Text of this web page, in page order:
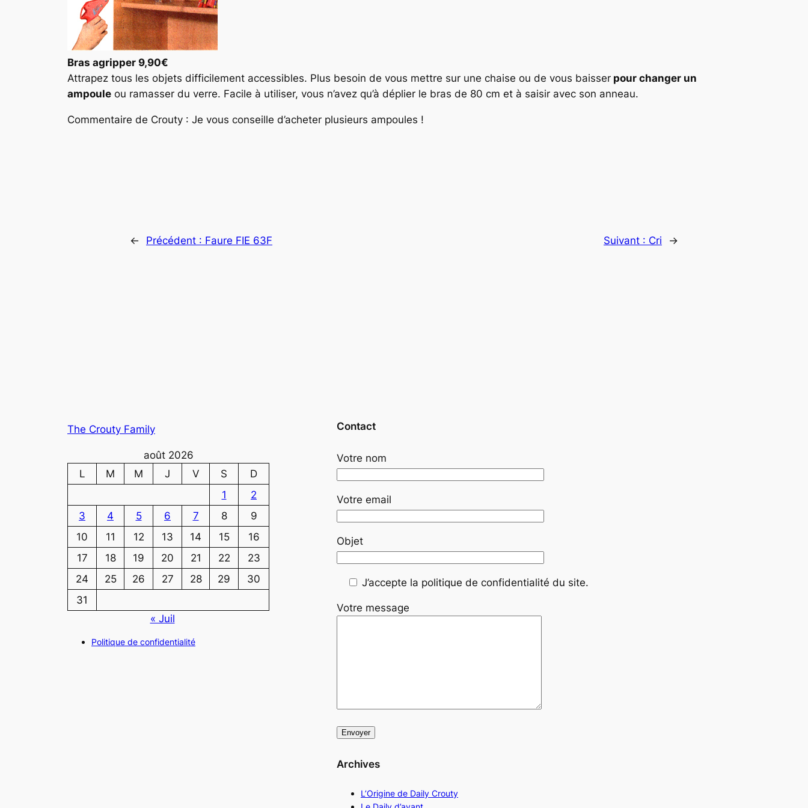
Bras agripper 9,90€
Attrapez tous les objets difficilement accessibles. Plus besoin de vous mettre sur une chaise ou de vous baisser pour changer un
ampoule ou ramasser du verre. Facile à utiliser, vous n’avez qu’à déplier le bras de 80 cm et à saisir avec son anneau.
Commentaire de Crouty : Je vous conseille d’acheter plusieurs ampoules !
← Précédent : Faure FIE 63F Suivant : Cri →
The Crouty Family
août 2026
L
M M J V S
D
1
2
3
4 5 6 7 8
9
10
11 12 13 14 15
16
17
18 19 20 21 22
23
24
25 26 27 28 29
30
31
« Juil
Politique de confidentialité
Contact
Votre nom
Votre email
Objet
J’accepte la politique de confidentialité du site.
Votre message
Archives
L’Origine de Daily Crouty